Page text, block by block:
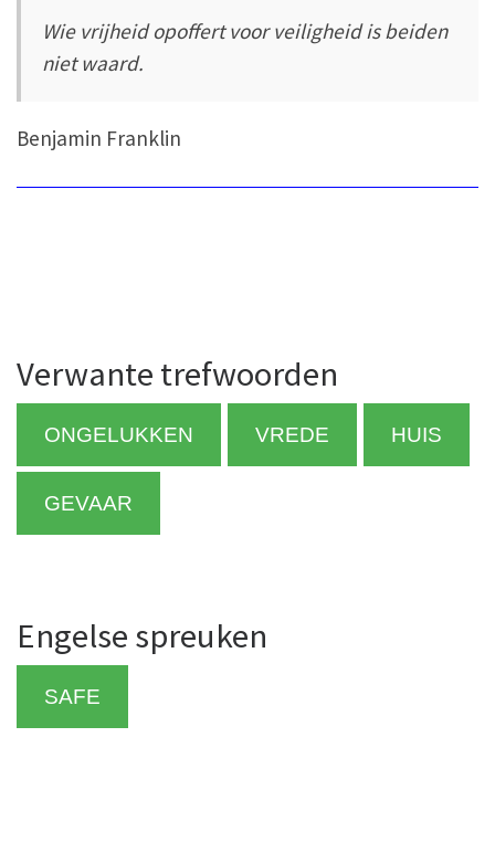
Wie vrijheid opoffert voor veiligheid is beiden
niet waard.
Benjamin Franklin
Verwante trefwoorden
ONGELUKKEN VREDE HUIS
GEVAAR
Engelse spreuken
SAFE